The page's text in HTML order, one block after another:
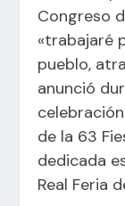
Congreso
«trabajaré
pueblo,
anunció
de la 63
dedicada
Real Feria